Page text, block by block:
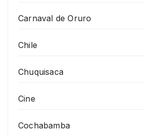
Carnaval de Oruro
Chile
Chuquisaca
Cine
Cochabamba